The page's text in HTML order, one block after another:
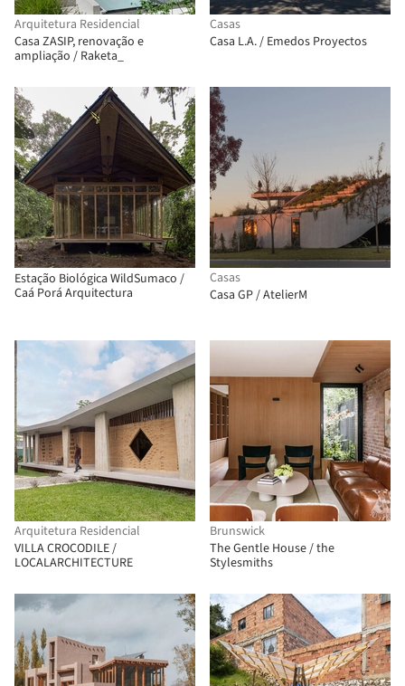
Arquitetura Residencial
Casa ZASIP, renovação e
ampliação / Raketa_
Casas
Casa L.A. / Emedos Proyectos
Estação Biológica WildSumaco /
Caá Porá Arquitectura
Casas
Casa GP / AtelierM
Arquitetura Residencial
VILLA CROCODILE /
LOCALARCHITECTURE
Brunswick
The Gentle House / the
Stylesmiths